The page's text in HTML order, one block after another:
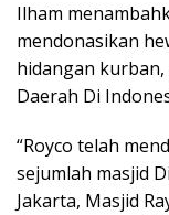
Ilham
mendonasikan
hidangan
Daerah Di
“Royco telah
sejumlah masjid
Jakarta, Masjid